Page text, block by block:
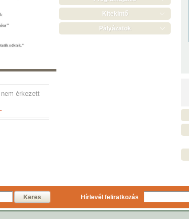
érkezett
Kitekintő
Pályázatok
Keres Hírlevél feliratkozás